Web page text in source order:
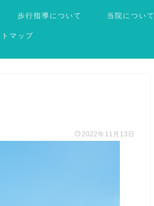
歩行指導について 当院について
マップ
2022年11月13日